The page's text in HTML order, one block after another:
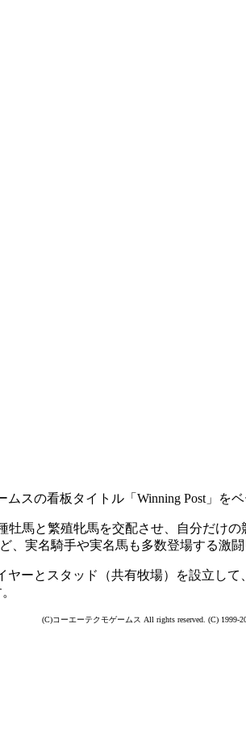
ムスの看板タイトル「Winning Post」
馬と繁殖牝馬を交配させ、自分だけ
、実名騎手や実名馬も多数登場する激
ヤーとスタッド（共有牧場）を設立
(C)コーエーテクモゲームス All rights reserved. (C)